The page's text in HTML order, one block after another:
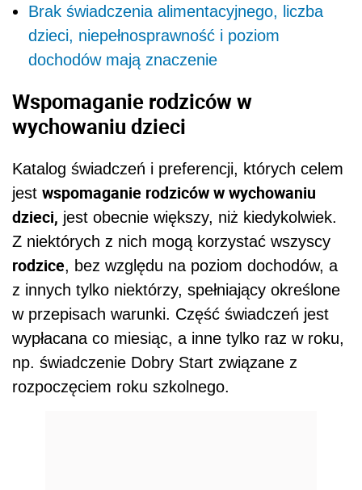
Brak świadczenia alimentacyjnego, liczba
dzieci, niepełnosprawność i poziom
dochodów mają znaczenie
Wspomaganie rodziców w
wychowaniu dzieci
Katalog świadczeń i preferencji, których celem
jest wspomaganie rodziców w wychowaniu
dzieci, jest obecnie większy, niż kiedykolwiek.
Z niektórych z nich mogą korzystać wszyscy
rodzice, bez względu na poziom dochodów, a
z innych tylko niektórzy, spełniający określone
w przepisach warunki. Część świadczeń jest
wypłacana co miesiąc, a inne tylko raz w roku,
np. świadczenie Dobry Start związane z
rozpoczęciem roku szkolnego.